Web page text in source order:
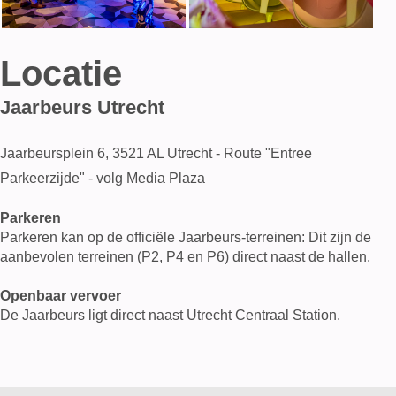
Locatie
Jaarbeurs Utrecht
Jaarbeursplein 6, 3521 AL Utrecht - Route "Entree
Parkeerzijde" - volg Media Plaza
Parkeren
Parkeren kan op de officiële Jaarbeurs-terreinen: Dit zijn de
aanbevolen terreinen (P2, P4 en P6) direct naast de hallen.
Openbaar vervoer
De Jaarbeurs ligt direct naast Utrecht Centraal Station.